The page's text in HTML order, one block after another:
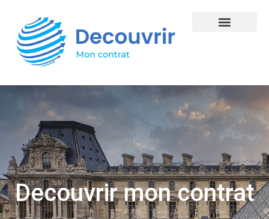
Decouvrir mon contrat